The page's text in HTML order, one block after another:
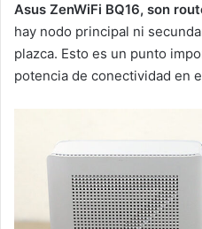
Asus ZenWiFi BQ16, son
hay nodo principal ni
plazca. Esto es un punto
potencia de conectividad en